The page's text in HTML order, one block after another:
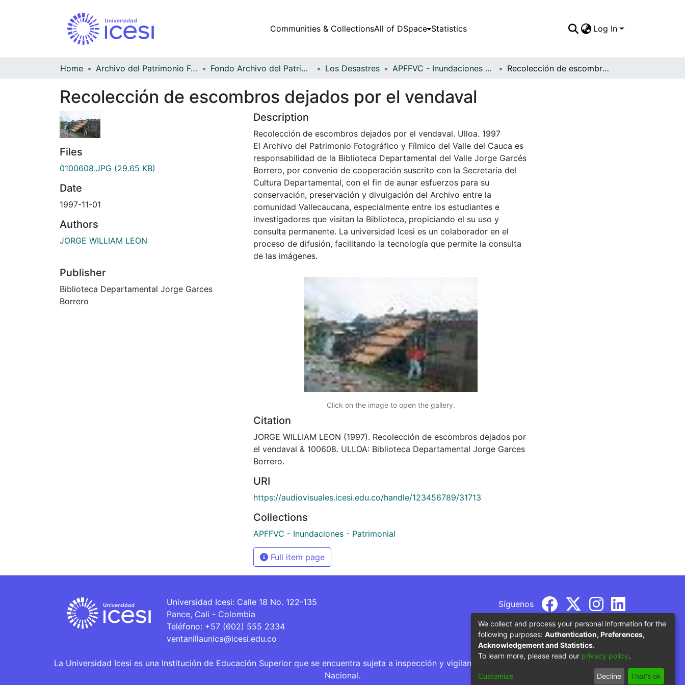
Communities & CollectionsAll of DSpace Statistics Log In
Home Archivo del Patrimonio Fotográfico y Fílmico del Valle del Cauca Fondo Archivo del Patrimonio Fotográfico y Fílmico del Valle del Cauca Los Desastres APFFVC - Inundaciones - Patrimonial Recolección de escombros dejados por el vendaval
Recolección de escombros dejados por el vendaval
Files
0100608.JPG (29.65 KB)
Date
1997-11-01
Authors
JORGE WILLIAM LEON
Publisher
Biblioteca Departamental Jorge Garces
Borrero
Description
Recolección de escombros dejados por el vendaval. Ulloa. 1997
El Archivo del Patrimonio Fotográfico y Fílmico del Valle del Cauca es
responsabilidad de la Biblioteca Departamental del Valle Jorge Garcés
Borrero, por convenio de cooperación suscrito con la Secretaria del
Cultura Departamental, con el fin de aunar esfuerzos para su
conservación, preservación y divulgación del Archivo entre la
comunidad Vallecaucana, especialmente entre los estudiantes e
investigadores que visitan la Biblioteca, propiciando el su uso y
consulta permanente. La universidad Icesi es un colaborador en el
proceso de difusión, facilitando la tecnología que permite la consulta
de las imágenes.
Click on the image to open the gallery.
Citation
JORGE WILLIAM LEON (1997). Recolección de escombros dejados por
el vendaval & 100608. ULLOA: Biblioteca Departamental Jorge Garces
Borrero.
URI
https://audiovisuales.icesi.edu.co/handle/123456789/31713
Collections
APFFVC - Inundaciones - Patrimonial
Full item page
Universidad Icesi: Calle 18 No. 122-135
Pance, Cali - Colombia
Teléfono: +57 (602) 555 2334
ventanillaunica@icesi.edu.co
Síguenos
La Universidad Icesi es una Institución de Educación Superior que se encuentra sujeta a inspección y vigilancia por parte del Ministerio de Educación
Nacional.
We collect and process your personal information for the
following purposes: Authentication, Preferences,
Acknowledgement and Statistics.
To learn more, please read our privacy policy.
Customize Decline That's ok